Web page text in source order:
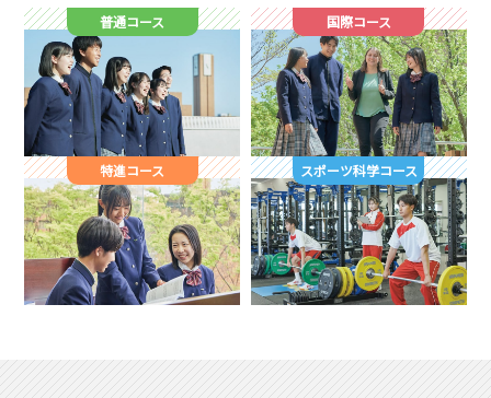
普通コース 国際コース
特進コース スポーツ科学コース